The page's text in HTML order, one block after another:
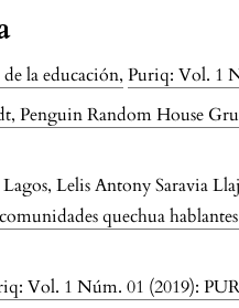
de la educación,Puriq: Vol. 1
Penguin Random House
Lelis Antony Saravia
quechua
Vol. 1 Núm. 01 (2019):